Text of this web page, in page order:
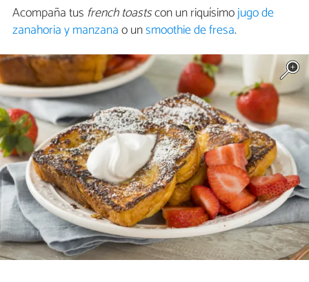
Acompaña tus french toastscon un riquísimojugo de
zanahoria y manzanao unsmoothie de fresa.